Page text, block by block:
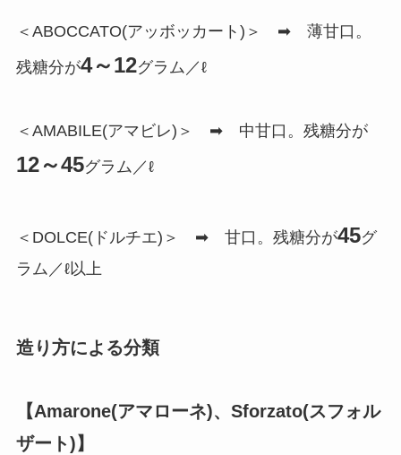
＜ABOCCATO(アッボッカート)＞ ➡ 薄甘口。
残糖分が4～12グラム／ℓ
＜AMABILE(アマビレ)＞ ➡ 中甘口。残糖分が
12～45グラム／ℓ
＜DOLCE(ドルチエ)＞ ➡ 甘口。残糖分が45グ
ラム／ℓ以上
造り方による分類
【Amarone(アマローネ)、Sforzato(スフォル
ザート)】